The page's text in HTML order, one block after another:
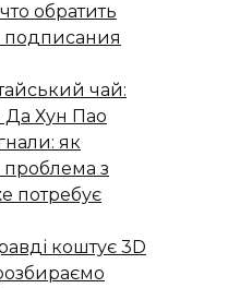
обратить
чай:
Да Хун Пао
як
проблема з
потребує
коштує 3D